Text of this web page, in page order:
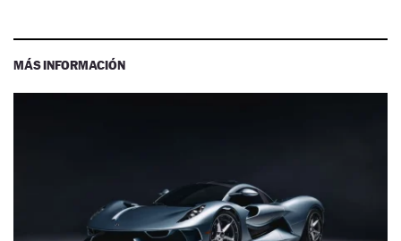
MÁS INFORMACIÓN